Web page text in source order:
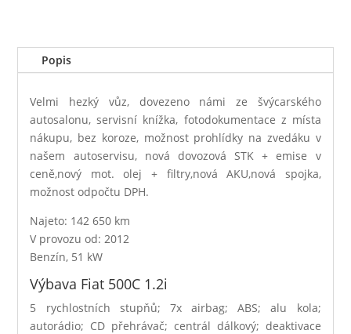
Popis
Velmi hezký vůz, dovezeno námi ze švýcarského
autosalonu, servisní knížka, fotodokumentace z místa
nákupu, bez koroze, možnost prohlídky na zvedáku v
našem autoservisu, nová dovozová STK + emise v
ceně,nový mot. olej + filtry,nová AKU,nová spojka,
možnost odpočtu DPH.
Najeto: 142 650 km
V provozu od: 2012
Benzín, 51 kW
Výbava Fiat 500C 1.2i
5 rychlostních stupňů; 7x airbag; ABS; alu kola;
autorádio; CD přehrávač; centrál dálkový; deaktivace